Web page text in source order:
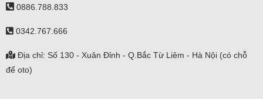
0886.788.833
0342.767.666
Địa chỉ: Số 130 - Xuân Đỉnh - Q.Bắc Từ Liêm - Hà Nội (có chỗ
để oto)